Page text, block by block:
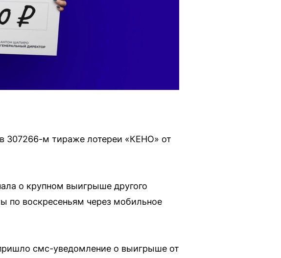
307266-м тираже лотереи «КЕНО» от
о крупном выигрыше другого
по воскресеньям через мобильное
смс-уведомление о выигрыше от